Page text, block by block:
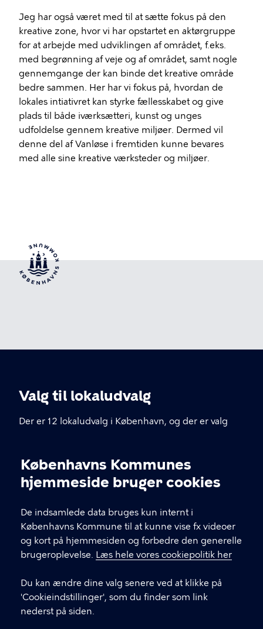
Cookieindstillinger
Københavns Kommunes
hjemmeside bruger cookies
De indsamlede data bruges kun internt i
Københavns Kommune til at kunne vise fx videoer
og kort på hjemmesiden og forbedre den generelle
brugeroplevelse. Læs hele vores cookiepolitik her
Du kan ændre dine valg senere ved at klikke på
'Cookieindstillinger', som du finder som link
nederst på siden.
Jeg har også været med til at sætte fokus på den
kreative zone, hvor vi har opstartet en aktørgruppe
for at arbejde med udviklingen af området, f.eks.
med begrønning af veje og af området, samt nogle
gennemgange der kan binde det kreative område
bedre sammen. Her har vi fokus på, hvordan de
lokales intiativret kan styrke fællesskabet og give
plads til både iværksætteri, kunst og unges
udfoldelse gennem kreative miljøer. Dermed vil
denne del af Vanløse i fremtiden kunne bevares
med alle sine kreative værksteder og miljøer.
Valg til lokaludvalg
Der er 12 lokaludvalg i København, og der er valg
kontaktoplysninger herunder.
Københavns Rådhus, Rådhuspladsen 1, 1599
København V
LINKS